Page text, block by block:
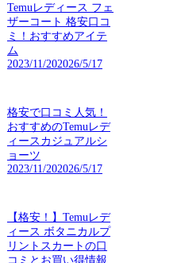
Temuレディース フェ
ザーコート 格安口コ
ミ！おすすめアイテ
ム
2023/11/202026/5/17
格安で口コミ人気！
おすすめのTemuレデ
ィースカジュアルシ
ョーツ
2023/11/202026/5/17
【格安！】Temuレデ
ィース ボタニカルプ
リントスカートの口
コミとお買い得情報